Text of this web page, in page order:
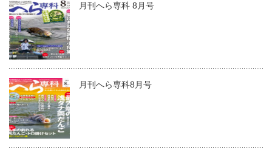
月刊へら専科 8月号
月刊へら専科8月号